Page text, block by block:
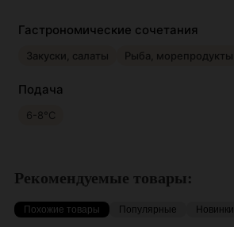
Гастрономические сочетания
Закуски, салаты Рыба, морепродукты
Подача
6-8°С
Рекомендуемые товары:
Похожие товары Популярные Новинки